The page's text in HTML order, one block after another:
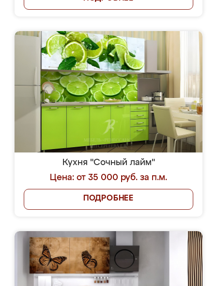
Кухня "Сочный лайм"
Цена: от 35 000 руб. за п.м.
ПОДРОБНЕЕ